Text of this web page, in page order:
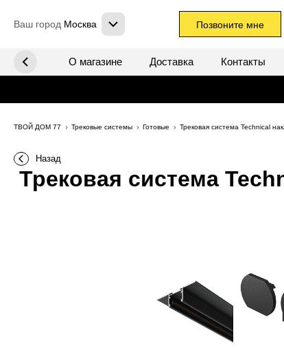
Ваш город Москва Позвоните мне
систем О магазине Доставка Контакты
ТВОЙ ДОМ 77 Трековые системы Готовые Трековая система Technical
Назад
Трековая система